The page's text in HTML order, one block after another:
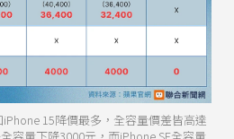
15降價最多，全容量價差皆高達